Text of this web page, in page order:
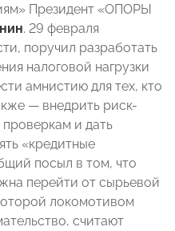
Президент «ОПОРЫ
. 29 февраля
поручил разработать
налоговой нагрузки
амнистию для тех, кто
— внедрить риск-
и дать
«кредитные
посыл в том, что
перейти от сырьевой
локомотивом
считают